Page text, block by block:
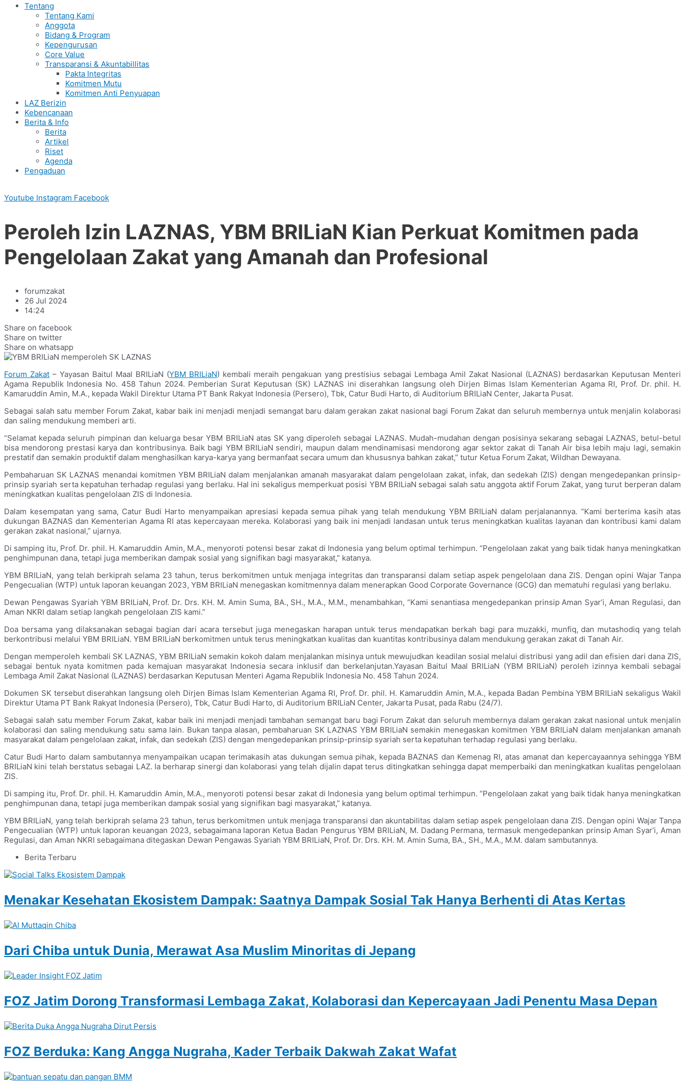
Tentang
Tentang Kami
Anggota
Bidang & Program
Kepengurusan
Core Value
Transparansi & Akuntabillitas
Pakta Integritas
Komitmen Mutu
Komitmen Anti Penyuapan
LAZ Berizin
Kebencanaan
Berita & Info
Berita
Artikel
Riset
Agenda
Pengaduan
Youtube Instagram Facebook
Peroleh Izin LAZNAS, YBM BRILiaN Kian Perkuat Komitmen pada
Pengelolaan Zakat yang Amanah dan Profesional
forumzakat
26 Jul 2024
14:24
Share on facebook
Share on twitter
Share on whatsapp
Forum Zakat– Yayasan Baitul Maal BRILiaN (YBM BRILiaN) kembali meraih pengakuan yang prestisius sebagai Lembaga Amil Zakat Nasional (LAZNAS) berdasarkan Keputusan Menteri
Agama Republik Indonesia No. 458 Tahun 2024. Pemberian Surat Keputusan (SK) LAZNAS ini diserahkan langsung oleh Dirjen Bimas Islam Kementerian Agama RI, Prof. Dr. phil. H.
Kamaruddin Amin, M.A., kepada Wakil Direktur Utama PT Bank Rakyat Indonesia (Persero), Tbk, Catur Budi Harto, di Auditorium BRILiaN Center, Jakarta Pusat.
Sebagai salah satu member Forum Zakat, kabar baik ini menjadi menjadi semangat baru dalam gerakan zakat nasional bagi Forum Zakat dan seluruh membernya untuk menjalin kolaborasi
dan saling mendukung memberi arti.
“Selamat kepada seluruh pimpinan dan keluarga besar YBM BRILiaN atas SK yang diperoleh sebagai LAZNAS. Mudah-mudahan dengan posisinya sekarang sebagai LAZNAS, betul-betul
bisa mendorong prestasi karya dan kontribusinya. Baik bagi YBM BRILiaN sendiri, maupun dalam mendinamisasi mendorong agar sektor zakat di Tanah Air bisa lebih maju lagi, semakin
prestatif dan semakin produktif dalam menghasilkan karya-karya yang bermanfaat secara umum dan khususnya bahkan zakat,” tutur Ketua Forum Zakat, Wildhan Dewayana.
Pembaharuan SK LAZNAS menandai komitmen YBM BRILiaN dalam menjalankan amanah masyarakat dalam pengelolaan zakat, infak, dan sedekah (ZIS) dengan mengedepankan prinsip-
prinsip syariah serta kepatuhan terhadap regulasi yang berlaku. Hal ini sekaligus memperkuat posisi YBM BRILiaN sebagai salah satu anggota aktif Forum Zakat, yang turut berperan dalam
meningkatkan kualitas pengelolaan ZIS di Indonesia.
Dalam kesempatan yang sama, Catur Budi Harto menyampaikan apresiasi kepada semua pihak yang telah mendukung YBM BRILiaN dalam perjalanannya. “Kami berterima kasih atas
dukungan BAZNAS dan Kementerian Agama RI atas kepercayaan mereka. Kolaborasi yang baik ini menjadi landasan untuk terus meningkatkan kualitas layanan dan kontribusi kami dalam
gerakan zakat nasional,” ujarnya.
Di samping itu, Prof. Dr. phil. H. Kamaruddin Amin, M.A., menyoroti potensi besar zakat di Indonesia yang belum optimal terhimpun. “Pengelolaan zakat yang baik tidak hanya meningkatkan
penghimpunan dana, tetapi juga memberikan dampak sosial yang signifikan bagi masyarakat,” katanya.
YBM BRILiaN, yang telah berkiprah selama 23 tahun, terus berkomitmen untuk menjaga integritas dan transparansi dalam setiap aspek pengelolaan dana ZIS. Dengan opini Wajar Tanpa
Pengecualian (WTP) untuk laporan keuangan 2023, YBM BRILiaN menegaskan komitmennya dalam menerapkan Good Corporate Governance (GCG) dan mematuhi regulasi yang berlaku.
Dewan Pengawas Syariah YBM BRILiaN, Prof. Dr. Drs. KH. M. Amin Suma, BA., SH., M.A., M.M., menambahkan, “Kami senantiasa mengedepankan prinsip Aman Syar’i, Aman Regulasi, dan
Aman NKRI dalam setiap langkah pengelolaan ZIS kami.”
Doa bersama yang dilaksanakan sebagai bagian dari acara tersebut juga menegaskan harapan untuk terus mendapatkan berkah bagi para muzakki, munfiq, dan mutashodiq yang telah
berkontribusi melalui YBM BRILiaN. YBM BRILiaN berkomitmen untuk terus meningkatkan kualitas dan kuantitas kontribusinya dalam mendukung gerakan zakat di Tanah Air.
Dengan memperoleh kembali SK LAZNAS, YBM BRILiaN semakin kokoh dalam menjalankan misinya untuk mewujudkan keadilan sosial melalui distribusi yang adil dan efisien dari dana ZIS,
sebagai bentuk nyata komitmen pada kemajuan masyarakat Indonesia secara inklusif dan berkelanjutan.Yayasan Baitul Maal BRILiaN (YBM BRILiaN) peroleh izinnya kembali sebagai
Lembaga Amil Zakat Nasional (LAZNAS) berdasarkan Keputusan Menteri Agama Republik Indonesia No. 458 Tahun 2024.
Dokumen SK tersebut diserahkan langsung oleh Dirjen Bimas Islam Kementerian Agama RI, Prof. Dr. phil. H. Kamaruddin Amin, M.A., kepada Badan Pembina YBM BRILiaN sekaligus Wakil
Direktur Utama PT Bank Rakyat Indonesia (Persero), Tbk, Catur Budi Harto, di Auditorium BRILiaN Center, Jakarta Pusat, pada Rabu (24/7).
Sebagai salah satu member Forum Zakat, kabar baik ini menjadi menjadi tambahan semangat baru bagi Forum Zakat dan seluruh membernya dalam gerakan zakat nasional untuk menjalin
kolaborasi dan saling mendukung satu sama lain. Bukan tanpa alasan, pembaharuan SK LAZNAS YBM BRILiaN semakin menegaskan komitmen YBM BRILiaN dalam menjalankan amanah
masyarakat dalam pengelolaan zakat, infak, dan sedekah (ZIS) dengan mengedepankan prinsip-prinsip syariah serta kepatuhan terhadap regulasi yang berlaku.
Catur Budi Harto dalam sambutannya menyampaikan ucapan terimakasih atas dukungan semua pihak, kepada BAZNAS dan Kemenag RI, atas amanat dan kepercayaannya sehingga YBM
BRILiaN kini telah berstatus sebagai LAZ. Ia berharap sinergi dan kolaborasi yang telah dijalin dapat terus ditingkatkan sehingga dapat memperbaiki dan meningkatkan kualitas pengelolaan
ZIS.
Di samping itu, Prof. Dr. phil. H. Kamaruddin Amin, M.A., menyoroti potensi besar zakat di Indonesia yang belum optimal terhimpun. “Pengelolaan zakat yang baik tidak hanya meningkatkan
penghimpunan dana, tetapi juga memberikan dampak sosial yang signifikan bagi masyarakat,” katanya.
YBM BRILiaN, yang telah berkiprah selama 23 tahun, terus berkomitmen untuk menjaga transparansi dan akuntabilitas dalam setiap aspek pengelolaan dana ZIS. Dengan opini Wajar Tanpa
Pengecualian (WTP) untuk laporan keuangan 2023, sebagaimana laporan Ketua Badan Pengurus YBM BRILiaN, M. Dadang Permana, termasuk mengedepankan prinsip Aman Syar’i, Aman
Regulasi, dan Aman NKRI sebagaimana ditegaskan Dewan Pengawas Syariah YBM BRILiaN, Prof. Dr. Drs. KH. M. Amin Suma, BA., SH., M.A., M.M. dalam sambutannya.
Berita Terbaru
Menakar Kesehatan Ekosistem Dampak: Saatnya Dampak Sosial Tak Hanya Berhenti di Atas Kertas
Dari Chiba untuk Dunia, Merawat Asa Muslim Minoritas di Jepang
FOZ Jatim Dorong Transformasi Lembaga Zakat, Kolaborasi dan Kepercayaan Jadi Penentu Masa Depan
FOZ Berduka: Kang Angga Nugraha, Kader Terbaik Dakwah Zakat Wafat